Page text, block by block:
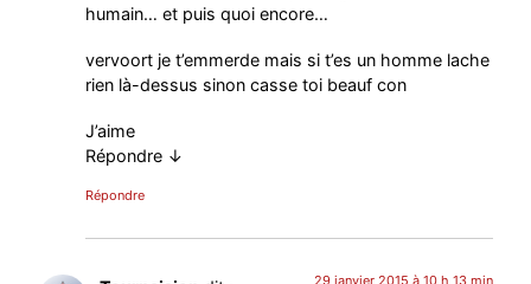
humain… et puis quoi encore…
vervoort je t’emmerde mais si t’es un homme lache
rien là-dessus sinon casse toi beauf con
J’aime
Répondre ↓
Répondre
29 janvier 2015 à 10 h 13 min